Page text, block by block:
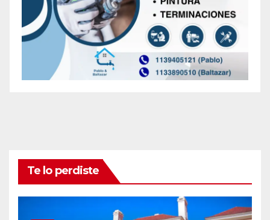
Te lo perdiste